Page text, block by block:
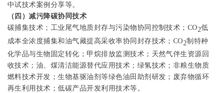
中试技术案例分享等。
（四）减污降碳协同技术
碳捕集技术；工业尾气地质封存与污染物协同控制技术； CO2低
成本全浓度捕集和油气藏提高采收率协同封存技术； CO2制特种
化学品与生物固定转化；甲烷排放监测技术；天然气伴生资源回
收技术；油、煤清洁能源替代应用技术；绿氢技术；非粮生物质
燃料技术开发；生物基驱油剂等绿色油田助剂研发；废弃物循环
再生利用技术；低碳产品开发利用技术等。